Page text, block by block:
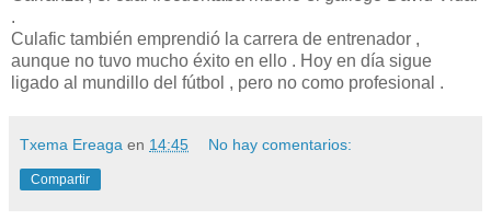
.
Culafic también emprendió la carrera de entrenador ,
aunque no tuvo mucho éxito en ello . Hoy en día sigue
ligado al mundillo del fútbol , pero no como profesional .
Txema Ereaga en 14:45 No hay comentarios:
Compartir